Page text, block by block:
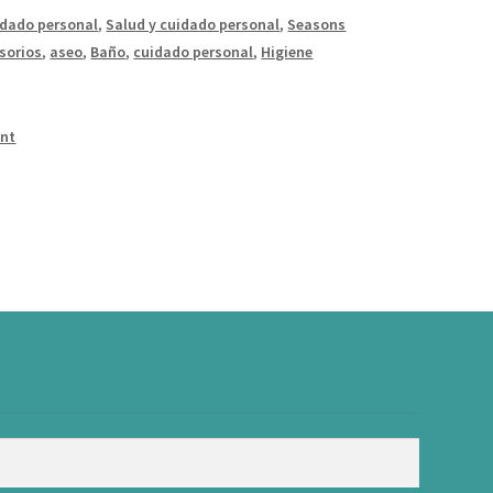
personal,Salud y cuidado personal,Seasons
, aseo, Baño, cuidado personal, Higiene